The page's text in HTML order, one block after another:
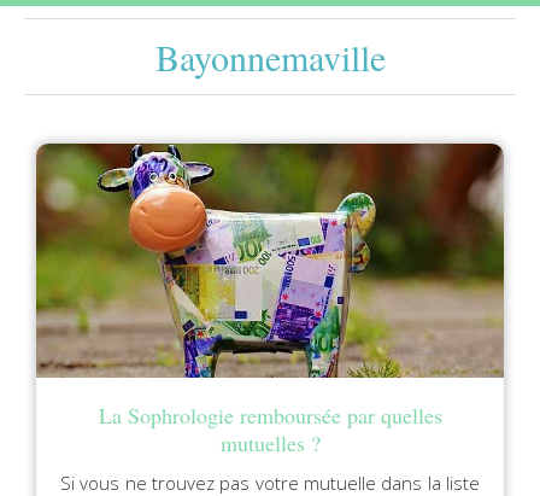
Bayonnemaville
La Sophrologie remboursée par quelles
mutuelles ?
Si vous ne trouvez pas votre mutuelle dans la liste